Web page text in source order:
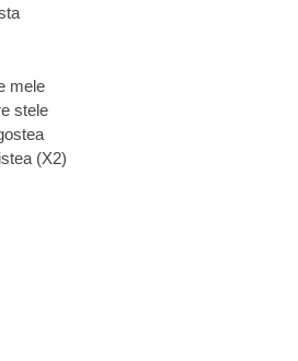
mele
stele
(X2)